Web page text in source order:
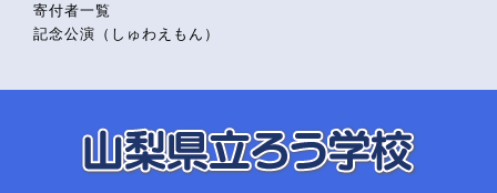
寄付者一覧
記念公演（しゅわえもん）